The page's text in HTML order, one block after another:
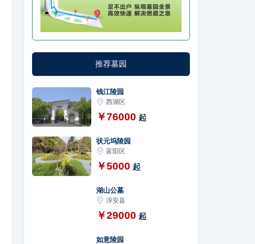
推荐墓园
钱江陵园
西湖区
￥76000 起
状元坞陵园
富阳区
￥5000 起
湖山公墓
淳安县
￥29000 起
如意陵园